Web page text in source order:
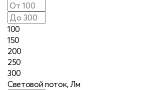
100
150
200
250
300
Световой поток, Лм